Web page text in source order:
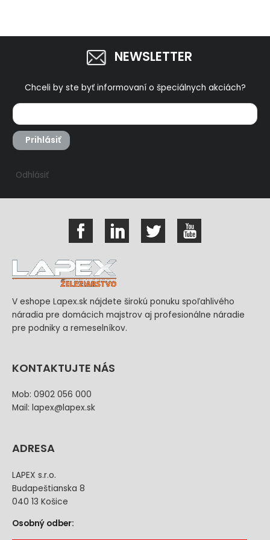
NEWSLETTER
Chceli by ste byť informovaní o špeciálnych akciách?
Prihlásiť
Odhlásiť
V eshope Lapex.sk nájdete širokú ponuku spoľahlivého
náradia pre domácich majstrov aj profesionálne náradie
pre podniky a remeselníkov.
KONTAKTUJTE NÁS
Mob: 0902 056 000
Mail: lapex@lapex.sk
ADRESA
LAPEX s.r.o.
Budapeštianska 8
040 13 Košice
Osobný odber: